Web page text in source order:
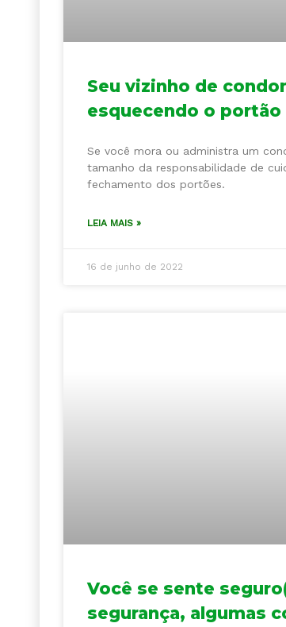
Seu vizinho de
esquecendo o portão
Se você mora ou administra um
tamanho da responsabilidade de
fechamento dos portões.
LEIA MAIS »
16 de junho de 2022
Você se sente
segurança, algumas